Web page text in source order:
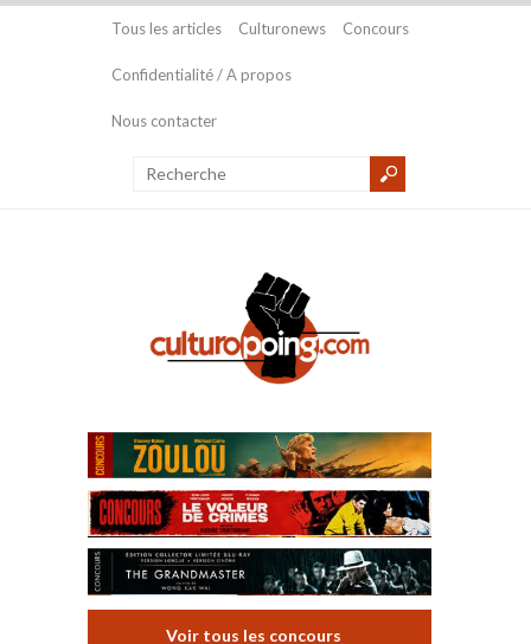
Tous les articles Culturonews Concours
Confidentialité / A propos
Nous contacter
Voir tous les concours